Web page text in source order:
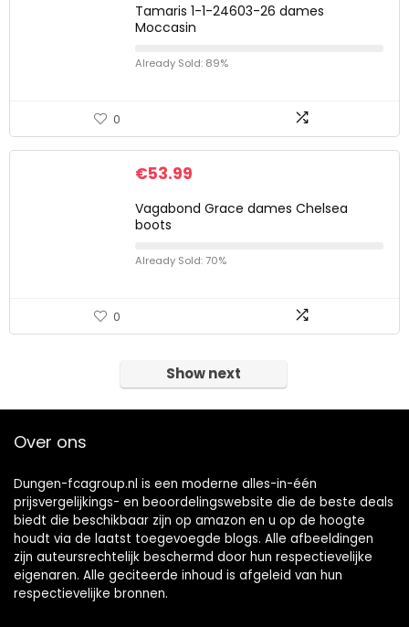
Tamaris 1-1-24603-26 dames
Moccasin
Already Sold: 89%
0
€53.99
Vagabond Grace dames Chelsea
boots
Already Sold: 70%
0
Show next
Over ons
Dungen-fcagroup.nl is een moderne alles-in-één
prijsvergelijkings- en beoordelingswebsite die de beste deals
biedt die beschikbaar zijn op amazon en u op de hoogte
houdt via de laatst toegevoegde blogs. Alle afbeeldingen
zijn auteursrechtelijk beschermd door hun respectievelijke
eigenaren. Alle geciteerde inhoud is afgeleid van hun
respectievelijke bronnen.